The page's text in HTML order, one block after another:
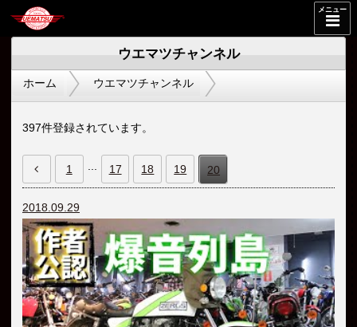
メニュー
ウエマツチャンネル
ホーム ウエマツチャンネル
397件登録されています。
1 ... 17 18 19 20
2018.09.29